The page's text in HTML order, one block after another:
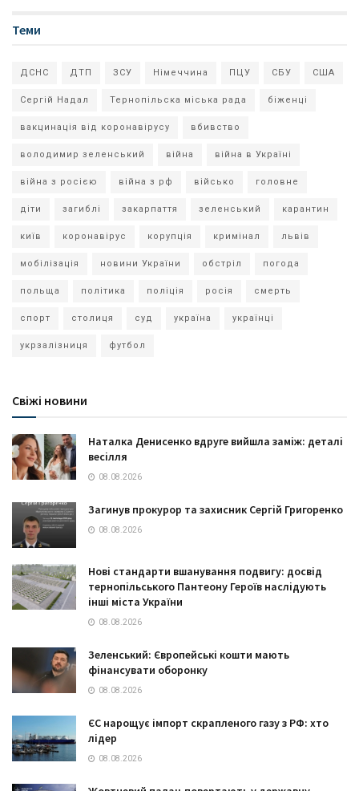
Теми
ДСНС ДТП ЗСУ Німеччина ПЦУ СБУ США
Сергій Надал Тернопільска міська рада біженці
вакцинація від коронавірусу вбивство
володимир зеленський війна війна в Україні
війна з росією війна з рф військо головне
діти загиблі закарпаття зеленський карантин
київ коронавірус корупція кримінал львів
мобілізація новини України обстріл погода
польща політика поліція росія смерть
спорт столиця суд україна українці
укрзалізниця футбол
Свіжі новини
Наталка Денисенко вдруге вийшла заміж: деталі
весілля
08.08.2026
Загинув прокурор та захисник Сергій Григоренко
08.08.2026
Нові стандарти вшанування подвигу: досвід
тернопільського Пантеону Героїв наслідують
інші міста України
08.08.2026
Зеленський: Європейські кошти мають
фінансувати оборонку
08.08.2026
ЄС нарощує імпорт скрапленого газу з РФ: хто
лідер
08.08.2026